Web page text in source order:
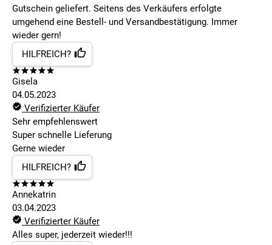
Gutschein geliefert. Seitens des Verkäufers erfolgte
umgehend eine Bestell- und Versandbestätigung. Immer
wieder gern!
HILFREICH?
Gisela
04.05.2023
Verifizierter Käufer
Sehr empfehlenswert
Super schnelle Lieferung
Gerne wieder
HILFREICH?
Annekatrin
03.04.2023
Verifizierter Käufer
Alles super, jederzeit wieder!!!